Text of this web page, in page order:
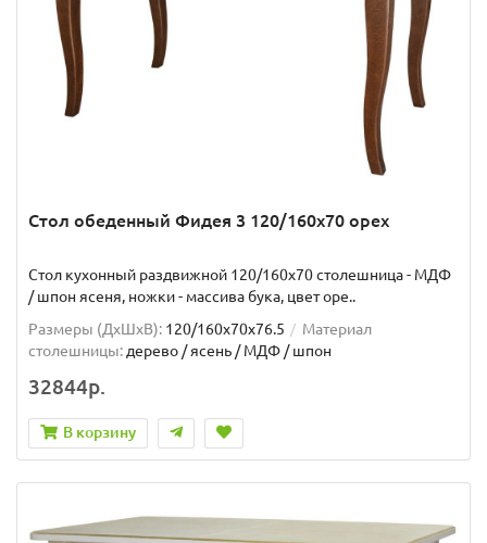
Стол обеденный Фидея 3 120/160х70 орех
Стол кухонный раздвижной 120/160х70 столешница - МДФ
/ шпон ясеня, ножки - массива бука, цвет оре..
Размеры (ДхШxВ): 120/160х70х76.5
Материал
столешницы: дерево / ясень / МДФ / шпон
32844р.
В корзину